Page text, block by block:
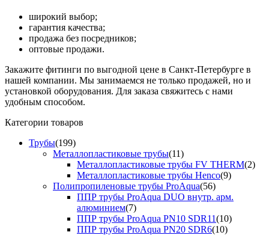
широкий выбор;
гарантия качества;
продажа без посредников;
оптовые продажи.
Закажите фитинги по выгодной цене в Санкт-Петербурге в
нашей компании. Мы занимаемся не только продажей, но и
установкой оборудования. Для заказа свяжитесь с нами
удобным способом.
Категории товаров
Трубы(199)
Металлопластиковые трубы(11)
Металлопластиковые трубы FV THERM(2)
Металлопластиковые трубы Henco(9)
Полипропиленовые трубы ProAqua(56)
ППР трубы ProAqua DUO внутр. арм.
алюминием(7)
ППР трубы ProAqua PN10 SDR11(10)
ППР трубы ProAqua PN20 SDR6(10)